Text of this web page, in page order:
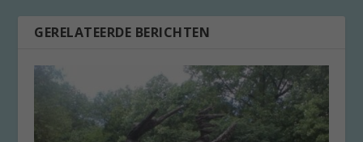
GERELATEERDE BERICHTEN